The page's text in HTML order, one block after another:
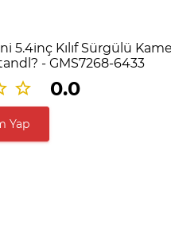
5.4inç Kılıf Sürgülü
- GMS7268-6433
0.0
Yap